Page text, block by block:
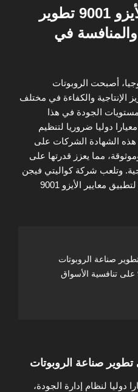
كيف تدعم شهادة الأيزو 9001 تطوير
والمنافسة في
أصبحت الروبوتات
الإنتاجية والكفاءة في مختلف
الجودة في هذا
المجال، تعد شهادة الأيزو 9001 معيارا دوليا ضروريا لتنظيم
هذه الشهادة الشركات على
مما يعزز قدرتها على
وتلعب شركة كواليتي فيجن
دورا رياديا في دعم المؤسسات لتطبيق معايير الأيزو 9001
تأثير شهادة الأيزو 9001 على تنافسية الأسواق
9001 أيضا معيارا دوليا لنظام إدارة الجودة،